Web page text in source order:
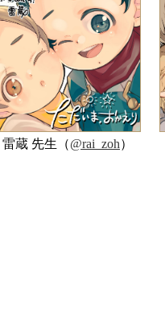
雷蔵 先生（@rai_zoh）